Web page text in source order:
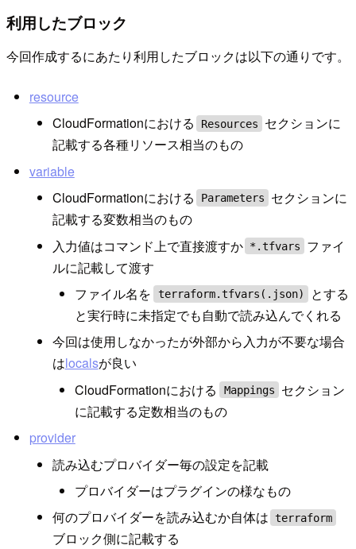
利用したブロック
今回作成するにあたり利用したブロックは以下の通りです。
resource
CloudFormationにおける
Resources
セクションに
記載する各種リソース相当のもの
variable
CloudFormationにおける
Parameters
セクションに
記載する変数相当のもの
入力値はコマンド上で直接渡すか *.tfvars
ファイ
ルに記載して渡す
ファイル名を
terraform.tfvars(.json)
とする
と実行時に未指定でも自動で読み込んでくれる
今回は使用しなかったが外部から入力が不要な場合
はlocalsが良い
CloudFormationにおける
Mappings
セクション
に記載する定数相当のもの
provider
読み込むプロバイダー毎の設定を記載
プロバイダーはプラグインの様なもの
何のプロバイダーを読み込むか自体は terraform
ブロック側に記載する